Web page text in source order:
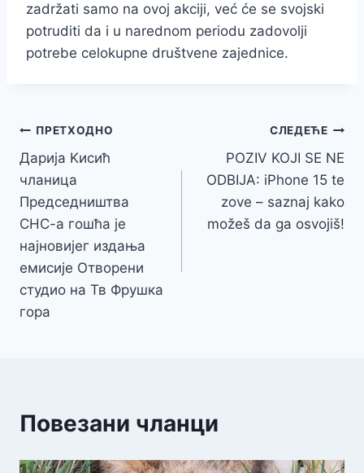
zadržati samo na ovoj akciji, već će se svojski
potruditi da i u narednom periodu zadovolji
potrebe celokupne društvene zajednice.
Кретање
чланка
ПРЕТХОДНО
Дарија Kисић
чланица
Председништва
СНС-а гошћа је
најновијег издања
емисије Отворени
студио на Тв Фрушка
гора
СЛЕДЕЋЕ
POZIV KOJI SE NE
ODBIJA: iPhone 15 te
zove – saznaj kako
možeš da ga osvojiš!
Повезани чланци